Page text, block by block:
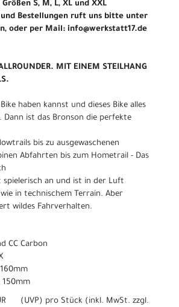
S, M, L, XL und XXL
Bestellungen ruft uns bitte unter
oder per Mail: info@werkstatt17.de
MIT EINEM STEILHANG
haben kannst und dieses Bike alles
Dann ist das Bronson die perfekte
bis zu ausgewaschenen
Abfahrten bis zum Hometrail - Das
spielerisch an und ist in der Luft
in technischem Terrain. Aber
wildes Fahrverhalten.
CC Carbon
150mm
( UVP) pro Stück (inkl. MwSt. zzgl.